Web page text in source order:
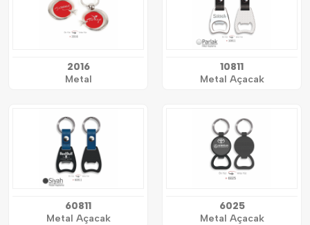
2016
Metal
10811
Metal Açacak
60811
Metal Açacak
6025
Metal Açacak